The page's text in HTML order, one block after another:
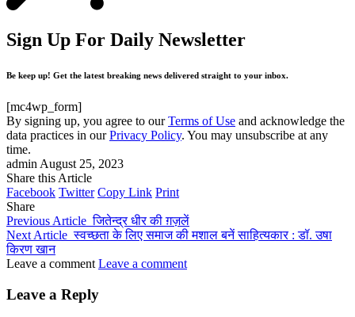
Sign Up For Daily Newsletter
Be keep up! Get the latest breaking news delivered straight to your inbox.
[mc4wp_form]
By signing up, you agree to ourTerms of Use and acknowledge the
data practices in ourPrivacy Policy. You may unsubscribe at any
time.
admin August 25, 2023
Share this Article
Facebook Twitter Copy Link Print
Share
Previous Article जितेन्द्र धीर की ग़ज़लें
Next Article स्वच्छता के लिए समाज की मशाल बनें साहित्यकार : डॉ. उषा
किरण खान
Leave a comment Leave a comment
Leave a Reply